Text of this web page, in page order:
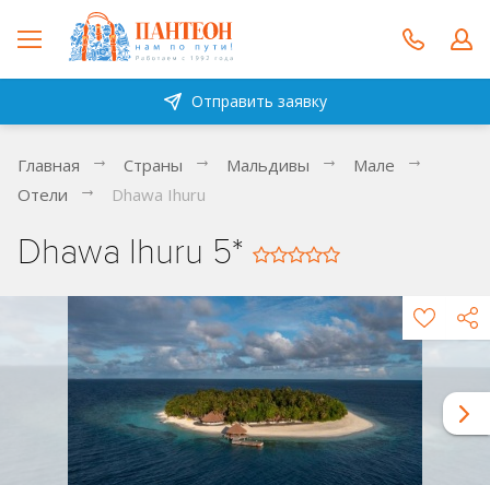
Отправить заявку
Главная Страны Мальдивы
Мале
Отели
Dhawa Ihuru
Dhawa Ihuru 5*